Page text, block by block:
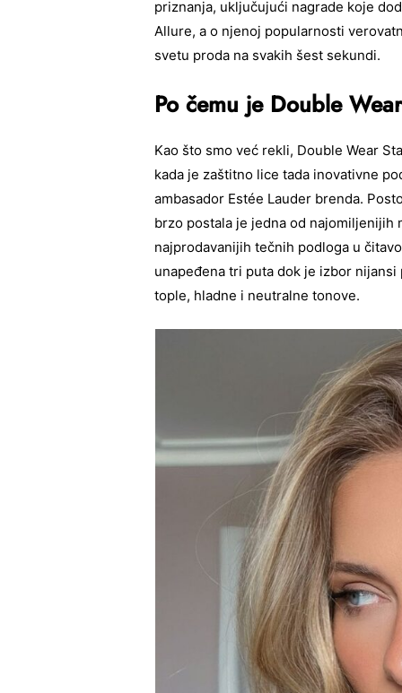
priznanja, uključujući nagrade koje
Allure, a o njenoj popularnosti
svetu proda na svakih šest sekundi.
Po čemu je Double
Kao što smo već rekli, Double Wear
kada je zaštitno lice tada inovativne
ambasador Estée Lauder brenda.
brzo postala je jedna od najomiljenijih
najprodavanijih tečnih podloga u
unapeđena tri puta dok je izbor
tople, hladne i neutralne tonove.